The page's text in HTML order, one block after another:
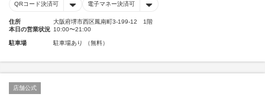
QRコード決済可 電子マネー決済可
住所
大阪府堺市西区鳳南町3-199-12 1階
本日の営業状況 10:00〜21:00
駐車場 駐車場あり （無料）
店舗公式